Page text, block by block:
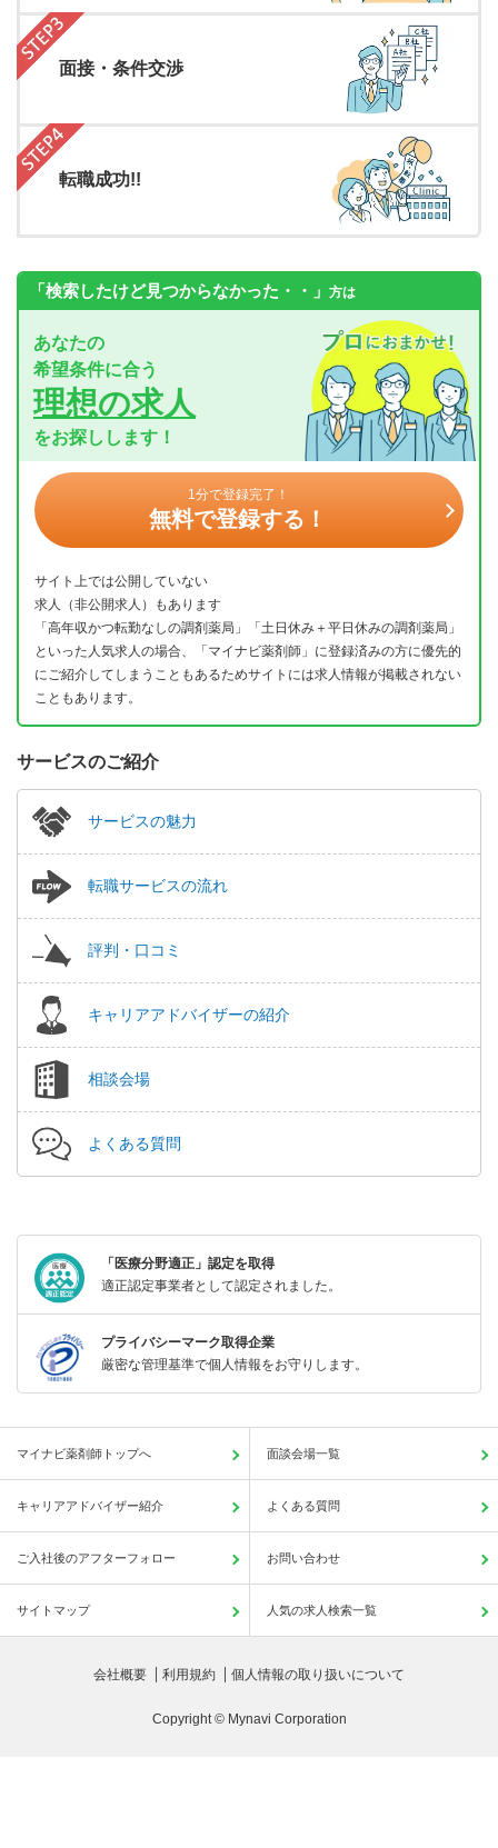
面接・条件交渉
転職成功!!
「検索したけど見つからなかった・・」 方は
あなたの
希望条件に合う
理想の求人
をお探しします！
1分で登録完了！
無料で登録する！
サイト上では公開していない
求人（非公開求人）もあります
「高年収かつ転勤なしの調剤薬局」「土日休み＋平日休みの調剤薬局」
といった人気求人の場合、「マイナビ薬剤師」に登録済みの方に優先的
にご紹介してしまうこともあるためサイトには求人情報が掲載されない
こともあります。
サービスのご紹介
サービスの魅力
転職サービスの流れ
評判・口コミ
キャリアアドバイザーの紹介
相談会場
よくある質問
「医療分野適正」認定を取得
適正認定事業者として認定されました。
プライバシーマーク取得企業
厳密な管理基準で個人情報をお守りします。
マイナビ薬剤師トップへ 面談会場一覧
キャリアアドバイザー紹介 よくある質問
ご入社後のアフターフォロー お問い合わせ
サイトマップ 人気の求人検索一覧
会社概要 利用規約 個人情報の取り扱いについて
Copyright © Mynavi Corporation